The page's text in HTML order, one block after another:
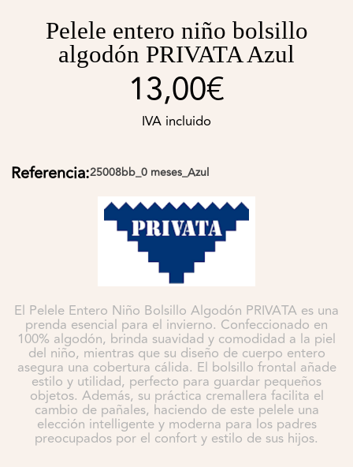
Pelele entero niño bolsillo
algodón PRIVATA Azul
13,00€
IVA incluido
Referencia:25008bb_0 meses_Azul
El Pelele Entero Niño Bolsillo Algodón PRIVATA es una
prenda esencial para el invierno. Confeccionado en
100% algodón, brinda suavidad y comodidad a la piel
del niño, mientras que su diseño de cuerpo entero
asegura una cobertura cálida. El bolsillo frontal añade
estilo y utilidad, perfecto para guardar pequeños
objetos. Además, su práctica cremallera facilita el
cambio de pañales, haciendo de este pelele una
elección intelligente y moderna para los padres
preocupados por el confort y estilo de sus hijos.